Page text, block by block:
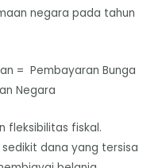
negara pada tahun
= Pembayaran Bunga
Negara
fleksibilitas fiskal.
dana yang tersisa